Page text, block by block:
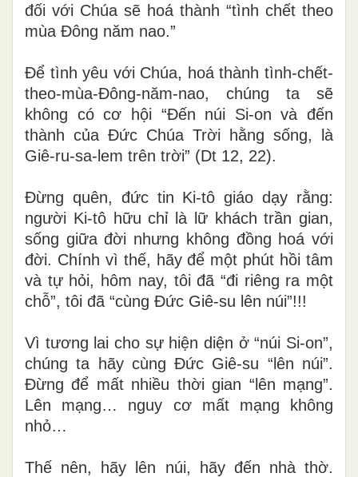
đối với Chúa sẽ hoá thành “tình chết theo
mùa Đông năm nao.”
Để tình yêu với Chúa, hoá thành tình-chết-
theo-mùa-Đông-năm-nao, chúng ta sẽ
không có cơ hội “Đến núi Si-on và đến
thành của Đức Chúa Trời hằng sống, là
Giê-ru-sa-lem trên trời” (Dt 12, 22).
Đừng quên, đức tin Ki-tô giáo dạy rằng:
người Ki-tô hữu chỉ là lữ khách trần gian,
sống giữa đời nhưng không đồng hoá với
đời. Chính vì thế, hãy để một phút hồi tâm
và tự hỏi, hôm nay, tôi đã “đi riêng ra một
chỗ”, tôi đã “cùng Đức Giê-su lên núi”!!!
Vì tương lai cho sự hiện diện ở “núi Si-on”,
chúng ta hãy cùng Đức Giê-su “lên núi”.
Đừng để mất nhiều thời gian “lên mạng”.
Lên mạng… nguy cơ mất mạng không
nhỏ…
Thế nên, hãy lên núi, hãy đến nhà thờ.